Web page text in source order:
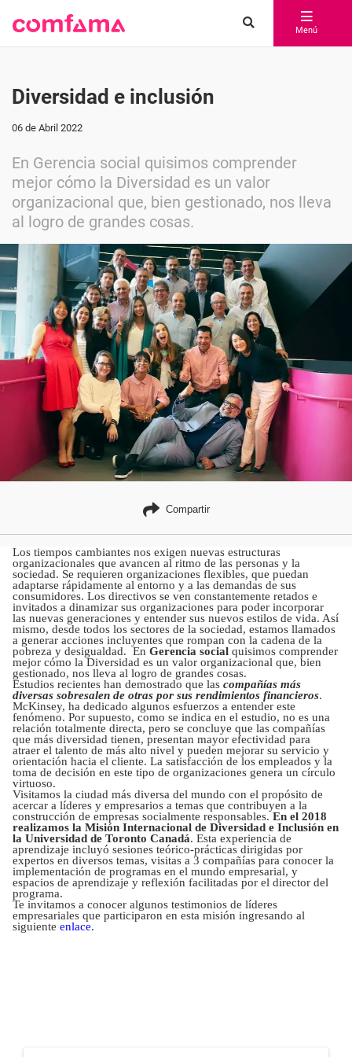
Menú
Diversidad e inclusión
06 de Abril 2022
En Gerencia social quisimos comprender
mejor cómo la Diversidad es un valor
organizacional que, bien gestionado, nos lleva
al logro de grandes cosas.
Compartir
Los tiempos cambiantes nos exigen nuevas estructuras
organizacionales que avancen al ritmo de las personas y la
sociedad. Se requieren organizaciones flexibles, que puedan
adaptarse rápidamente al entorno y a las demandas de sus
consumidores. Los directivos se ven constantemente retados e
invitados a dinamizar sus organizaciones para poder incorporar
las nuevas generaciones y entender sus nuevos estilos de vida. Así
mismo, desde todos los sectores de la sociedad, estamos llamados
a generar acciones incluyentes que rompan con la cadena de la
pobreza y desigualdad. En Gerencia social quisimos comprender
mejor cómo la Diversidad es un valor organizacional que, bien
gestionado, nos lleva al logro de grandes cosas.
Estudios recientes han demostrado que las compañías más
diversas sobresalen de otras por sus rendimientos financieros.
McKinsey, ha dedicado algunos esfuerzos a entender este
fenómeno. Por supuesto, como se indica en el estudio, no es una
relación totalmente directa, pero se concluye que las compañías
que más diversidad tienen, presentan mayor efectividad para
atraer el talento de más alto nivel y pueden mejorar su servicio y
orientación hacia el cliente. La satisfacción de los empleados y la
toma de decisión en este tipo de organizaciones genera un círculo
virtuoso.
Visitamos la ciudad más diversa del mundo con el propósito de
acercar a líderes y empresarios a temas que contribuyen a la
construcción de empresas socialmente responsables. En el 2018
realizamos la Misión Internacional de Diversidad e Inclusión en
la Universidad de Toronto Canadá. Esta experiencia de
aprendizaje incluyó sesiones teórico-prácticas dirigidas por
expertos en diversos temas, visitas a 3 compañías para conocer la
implementación de programas en el mundo empresarial, y
espacios de aprendizaje y reflexión facilitadas por el director del
programa.
Te invitamos a conocer algunos testimonios de líderes
empresariales que participaron en esta misión ingresando al
siguiente enlace.